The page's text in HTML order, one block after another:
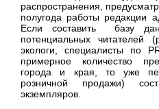
распространения,
полугода работы редакции
Если составить базу
потенциальных читателей
экологи, специалисты по
примерное количество
города и края, то уже
розничной продажи)
экземпляров.